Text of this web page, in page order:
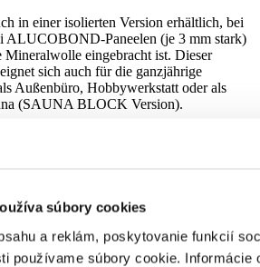
súbory cookies
a reklám, poskytovanie funkcií
používame súbory cookie. Informácie
in einer isolierten Version erhältlich, bei
ALUCOBOND-Paneelen (je 3 mm stark)
Mineralwolle eingebracht ist. Dieser
sich auch für die ganzjährige
Außenbüro, Hobbywerkstatt oder als
(SAUNA BLOCK Version).
mit der Zeit rosten?
erfolgt durch hochwertige
nach RAL-Farbkarte, die das Aluminium
schützt und seine Optik auch nach
erhält.